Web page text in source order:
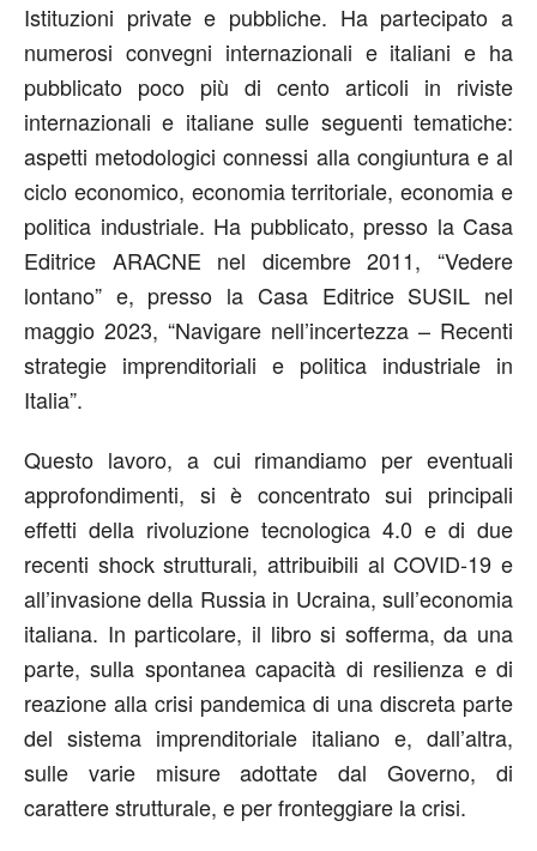
Istituzioni private e pubbliche. Ha partecipato a
numerosi convegni internazionali e italiani e ha
pubblicato poco più di cento articoli in riviste
internazionali e italiane sulle seguenti tematiche:
aspetti metodologici connessi alla congiuntura e al
ciclo economico, economia territoriale, economia e
politica industriale. Ha pubblicato, presso la Casa
Editrice ARACNE nel dicembre 2011, “Vedere
lontano” e, presso la Casa Editrice SUSIL nel
maggio 2023, “Navigare nell’incertezza – Recenti
strategie imprenditoriali e politica industriale in
Italia”.
Questo lavoro, a cui rimandiamo per eventuali
approfondimenti, si è concentrato sui principali
effetti della rivoluzione tecnologica 4.0 e di due
recenti shock strutturali, attribuibili al COVID-19 e
all’invasione della Russia in Ucraina, sull’economia
italiana. In particolare, il libro si sofferma, da una
parte, sulla spontanea capacità di resilienza e di
reazione alla crisi pandemica di una discreta parte
del sistema imprenditoriale italiano e, dall’altra,
sulle varie misure adottate dal Governo, di
carattere strutturale, e per fronteggiare la crisi.